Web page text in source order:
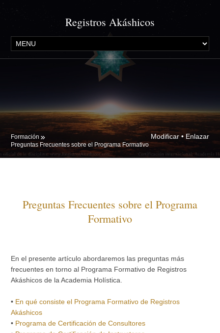
Registros Akáshicos
Modificar• Enlazar
Formación
Preguntas Frecuentes sobre el Programa Formativo
Preguntas Frecuentes sobre el Programa
Formativo
En el presente artículo abordaremos las preguntas más
frecuentes en torno al Programa Formativo de Registros
Akáshicos de la Academia Holística.
• En qué consiste el Programa Formativo de Registros
Akáshicos
• Programa de Certificación de Consultores